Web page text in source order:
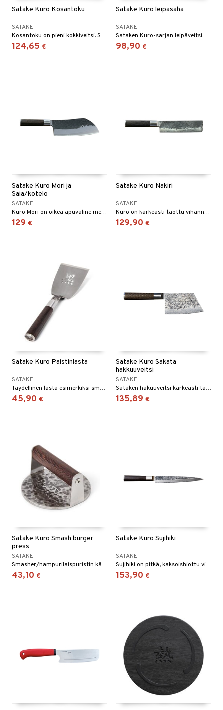
Satake Kuro Kosantoku
SATAKE
Kosantoku on pieni kokkiveitsi. Sana Santoku tarkoittaa suurinpiirtein "kolmea etua" ja santokua käytetään sekä vihannesten, kalan että lihan käsittelyyn.
124,65 €
Satake Kuro leipäsaha
SATAKE
Sataken Kuro-sarjan leipäveitsi.
98,90 €
Satake Kuro Mori ja
Saia/kotelo
SATAKE
Kuro Mori on oikea apuväline metsään, retkeilyyn ja grillille.
129 €
Satake Kuro Nakiri
SATAKE
Kuro on karkeasti taottu vihannesveitsi ja sen terä on VG-10-terästä.
129,90 €
Satake Kuro Paistinlasta
SATAKE
Täydellinen lasta esimerkiksi smashburgereille, sillä lasta on leveä, vakaa ja tukeva, jotta voit kovaa ja päättäväisesti irrottaa herkullisesti paistuneen burgerin paistolevyltä.
45,90 €
Satake Kuro Sakata
hakkuuveitsi
SATAKE
Sataken hakuuveitsi karkeasti taotulla terällä.
135,89 €
Satake Kuro Smash burger
press
SATAKE
Smasher/hampurilaispuristin käsintaotusta teräksestä, puukahvalla.
43,10 €
Satake Kuro Sujihiki
SATAKE
Sujihiki on pitkä, kaksoishiottu viipalointi-/transeerausveitsi ja se toimii hienosti sekä kalan että lihan käsittelyyn.
153,90 €